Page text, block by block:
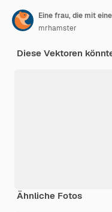
mrhamster
Diese Vektoren
Ähnliche Fotos